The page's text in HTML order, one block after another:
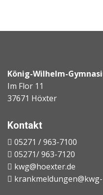
König-Wilhelm-
Im Flor 11
37671 Höxter
Kontakt
05271 / 963-7100
05271/ 963-7120
kwg@hoexter.de